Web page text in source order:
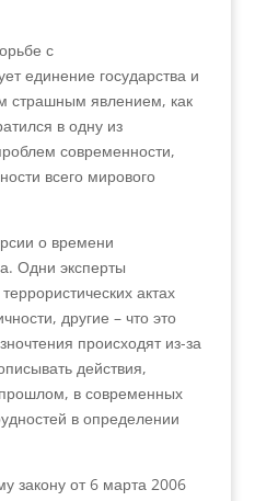
с
единение государства и
страшным явлением, как
в одну из
современности,
всего мирового
о времени
Одни эксперты
актах
другие – что это
происходят из-за
действия,
в современных
в определении
закону от 6 марта 2006